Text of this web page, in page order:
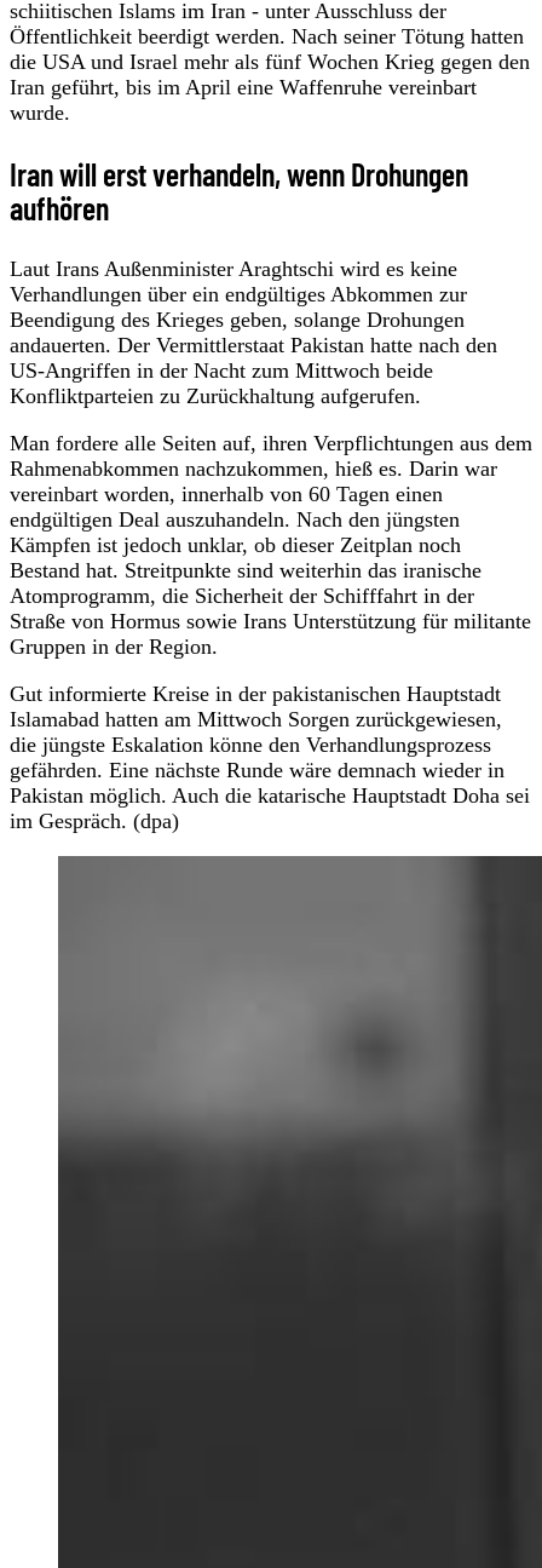
schiitischen Islams im Iran - unter Ausschluss der
Öffentlichkeit beerdigt werden. Nach seiner Tötung hatten
die USA und Israel mehr als fünf Wochen Krieg gegen den
Iran geführt, bis im April eine Waffenruhe vereinbart
wurde.
Iran will erst verhandeln, wenn Drohungen
aufhören
Laut Irans Außenminister Araghtschi wird es keine
Verhandlungen über ein endgültiges Abkommen zur
Beendigung des Krieges geben, solange Drohungen
andauerten. Der Vermittlerstaat Pakistan hatte nach den
US-Angriffen in der Nacht zum Mittwoch beide
Konfliktparteien zu Zurückhaltung aufgerufen.
Man fordere alle Seiten auf, ihren Verpflichtungen aus dem
Rahmenabkommen nachzukommen, hieß es. Darin war
vereinbart worden, innerhalb von 60 Tagen einen
endgültigen Deal auszuhandeln. Nach den jüngsten
Kämpfen ist jedoch unklar, ob dieser Zeitplan noch
Bestand hat. Streitpunkte sind weiterhin das iranische
Atomprogramm, die Sicherheit der Schifffahrt in der
Straße von Hormus sowie Irans Unterstützung für militante
Gruppen in der Region.
Gut informierte Kreise in der pakistanischen Hauptstadt
Islamabad hatten am Mittwoch Sorgen zurückgewiesen,
die jüngste Eskalation könne den Verhandlungsprozess
gefährden. Eine nächste Runde wäre demnach wieder in
Pakistan möglich. Auch die katarische Hauptstadt Doha sei
im Gespräch. (dpa)